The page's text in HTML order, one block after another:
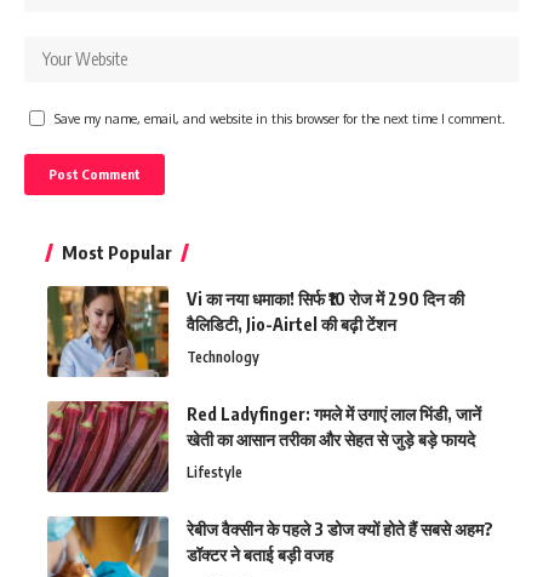
Save my name, email, and website in this browser for the next time I comment.
Most Popular
Vi का नया धमाका! सिर्फ ₹10 रोज में 290 दिन की
वैलिडिटी, Jio-Airtel की बढ़ी टेंशन
Technology
Red Ladyfinger: गमले में उगाएं लाल भिंडी, जानें
खेती का आसान तरीका और सेहत से जुड़े बड़े फायदे
Lifestyle
रेबीज वैक्सीन के पहले 3 डोज क्यों होते हैं सबसे अहम?
डॉक्टर ने बताई बड़ी वजह